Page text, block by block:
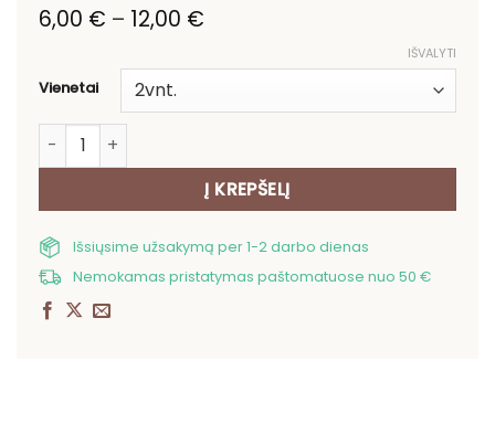
6,00 € – 12,00 €
Vienetai
IŠVALYTI
produkto kiekis: Kėdės pagalvėlė Rudos širdelės
Į KREPŠELĮ
Išsiųsime užsakymą per 1-2 darbo dienas
Nemokamas pristatymas paštomatuose nuo 50 €